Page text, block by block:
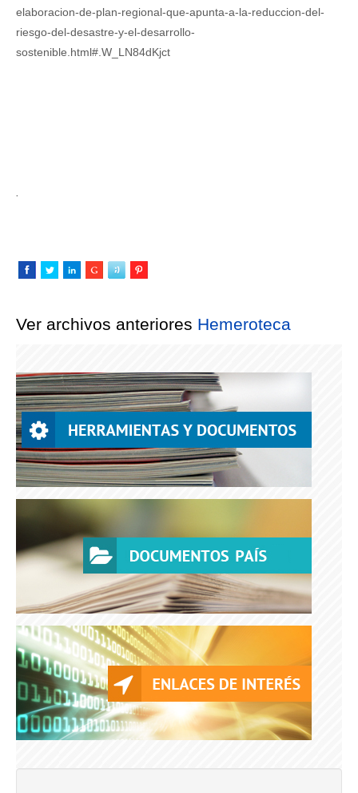
elaboracion-de-plan-regional-que-apunta-a-la-reduccion-del-
riesgo-del-desastre-y-el-desarrollo-
sostenible.html#.W_LN84dKjct
.
Ver archivos anteriores Hemeroteca